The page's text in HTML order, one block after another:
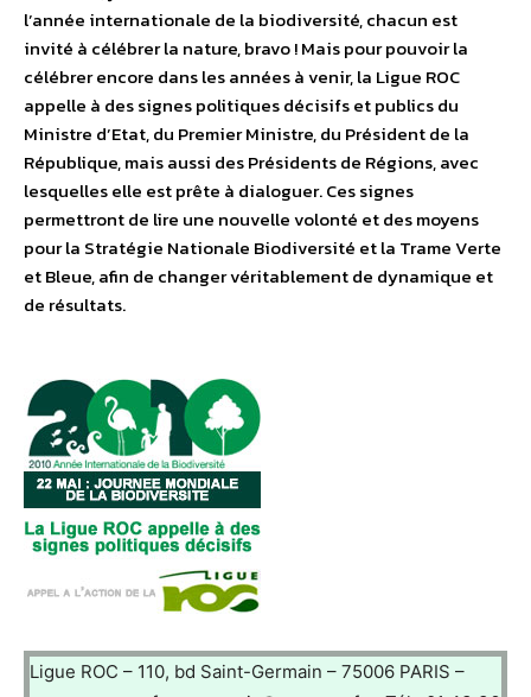
l’année internationale de la biodiversité, chacun est
invité à célébrer la nature, bravo ! Mais pour pouvoir la
célébrer encore dans les années à venir, la Ligue ROC
appelle à des signes politiques décisifs et publics du
Ministre d’Etat, du Premier Ministre, du Président de la
République, mais aussi des Présidents de Régions, avec
lesquelles elle est prête à dialoguer. Ces signes
permettront de lire une nouvelle volonté et des moyens
pour la Stratégie Nationale Biodiversité et la Trame Verte
et Bleue, afin de changer véritablement de dynamique et
de résultats.
Ligue ROC – 110, bd Saint-Germain – 75006 PARIS –